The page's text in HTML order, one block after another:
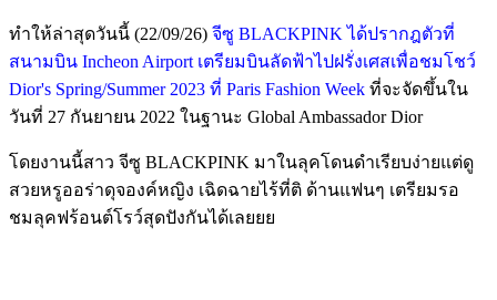
ทำให้ล่าสุดวันนี้ (22/09/26) จีซู BLACKPINK ได้ปรากฎตัวที่
สนามบิน Incheon Airport เตรียมบินลัดฟ้าไปฝรั่งเศสเพื่อชมโชว์
Dior's Spring/Summer 2023 ที่ Paris Fashion Week ที่จะจัดขึ้นใน
วันที่ 27 กันยายน 2022 ในฐานะ Global Ambassador Dior
โดยงานนี้สาว จีซู BLACKPINK มาในลุคโดนดำเรียบง่ายแต่ดู
สวยหรูออร่าดุจองค์หญิง เฉิดฉายไร้ที่ติ ด้านแฟนๆ เตรียมรอ
ชมลุคฟร้อนต์โรว์สุดปังกันได้เลยยย